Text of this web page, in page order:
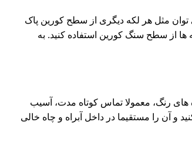
مثل هر لکه دیگری از سطح کورین پاک
ها از سطح سنگ کورین استفاده کنید. به
های رنگ، معمولا تماس کوتاه مدت، آسیب
و آن را مستقیما در داخل آبراه و چاه خالی